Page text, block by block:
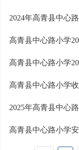
2024年高青县中心
高青县中心路小学
高青县中心路小学
高青县中心路小学
2025年高青县中心
高青县中心路小学